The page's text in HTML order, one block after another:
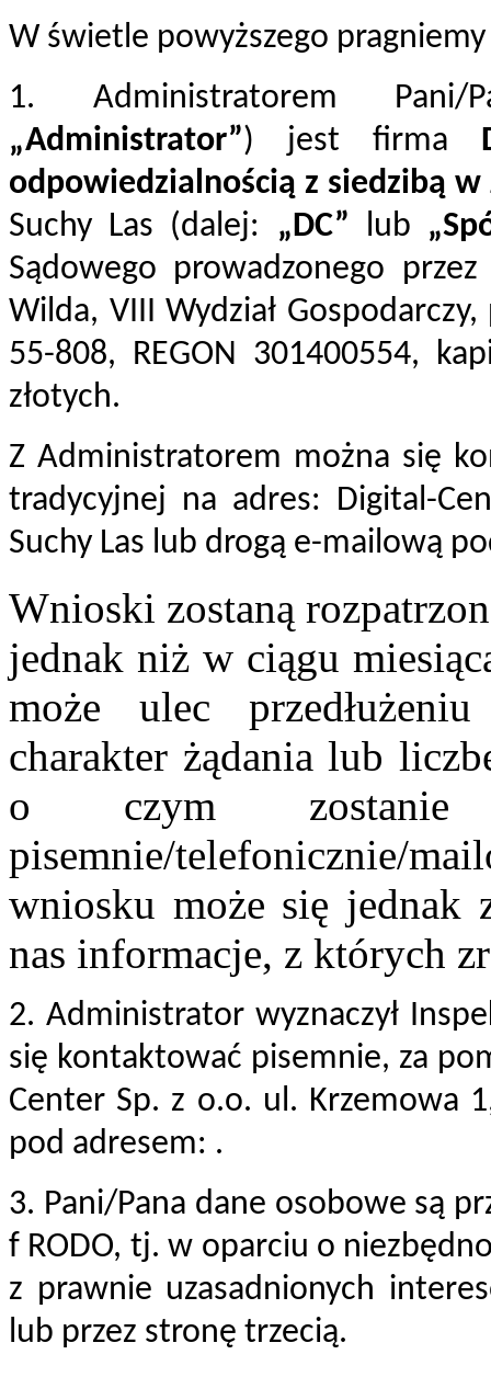
W świetle powyższego
1. Administratorem Pani/
„Administrator”) jest firma
odpowiedzialnością z siedzibą w
Suchy Las (dalej: „DC” lub
Sądowego prowadzonego
Wilda, VIII Wydział
55-808, REGON 301400554,
złotych.
Z Administratorem można się
tradycyjnej na adres: Digital-
Suchy Las lub drogą e-mailową
Wnioski zostaną
jednak niż w ciągu
może ulec
charakter żądania lub
o czym zostanie
pisemnie/telefonicznie/
wniosku może się jednak
nas informacje, z których
2. Administrator wyznaczył
się kontaktować pisemnie, za
Center Sp. z o.o. ul. Krzemowa
pod adresem: .
3. Pani/Pana dane osobowe są
f RODO, tj. w oparciu o
z prawnie uzasadnionych
lub przez stronę trzecią.